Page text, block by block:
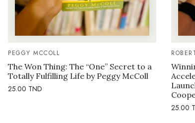
PEGGY MCCOLL
The Won Thing: The “One” Secret to a
Totally Fulfilling Life by Peggy McColl
25.00 TND
25.00